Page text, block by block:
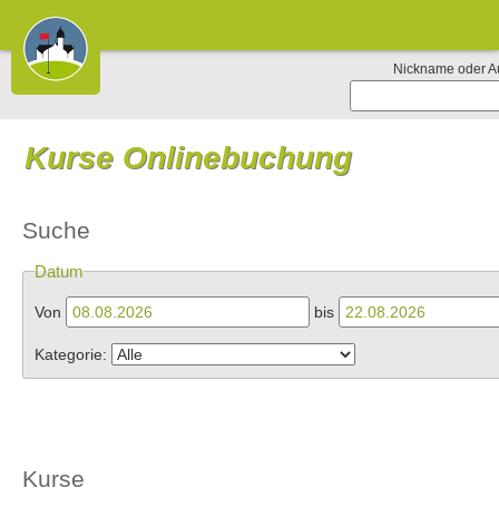
Nickname oder
Kurse Onlinebuchung
Suche
Datum
Von bis
Kategorie:
Kurse